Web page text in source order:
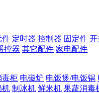
件 定时器 控制器 固定件 开
控器 其它配件 家电配件
毒柜 电磁炉 电饭煲/电饭锅
机 制冰机 鲜米机 果蔬消毒